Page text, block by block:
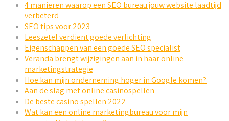
4 manieren waarop een SEO bureau jouw website laadtijd
verbeterd
SEO tips voor 2023
Leeszetel verdient goede verlichting
Eigenschappen van een goede SEO specialist
Veranda brengt wijzigingen aan in haar online
marketingstrategie
Hoe kan mijn onderneming hoger in Google komen?
Aan de slag met online casinospellen
De beste casino spellen 2022
Wat kan een online marketingbureau voor mijn